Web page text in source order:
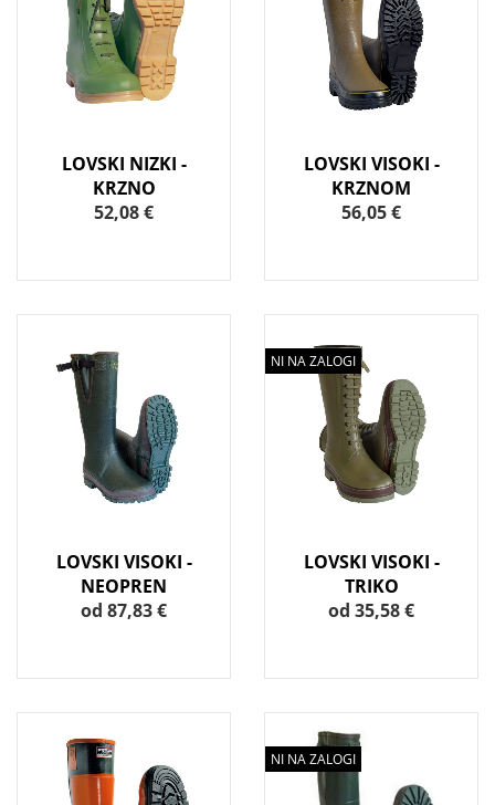
LOVSKI NIZKI -
KRZNO
52,08 €
LOVSKI VISOKI -
KRZNOM
56,05 €
LOVSKI VISOKI -
NEOPREN
od 87,83 €
NI NA ZALOGI
LOVSKI VISOKI -
TRIKO
od 35,58 €
NI NA ZALOGI